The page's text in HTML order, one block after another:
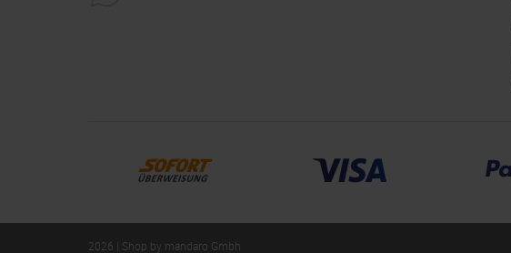
2026 | Shop by mandaro Gmbh